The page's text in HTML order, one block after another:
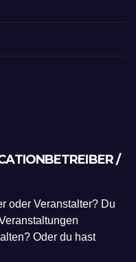
/
oder Veranstalter? Du
Oder du hast